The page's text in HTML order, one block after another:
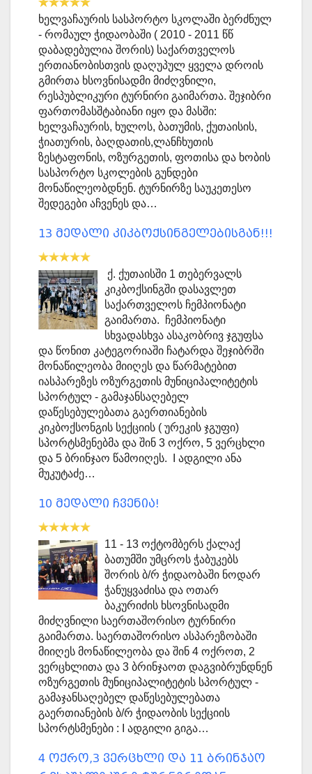
ხელვაჩაურის სასპორტო სკოლაში ბერძნულ
- რომაულ ჭიდაობაში ( 2010 - 2011 წწ
დაბადებულია შორის) საქართველოს
ერთიანობისთვის დაღუპულ ყველა დროის
გმირთა ხსოვნისადმი მიძღვნილი,
რესპუბლიკური ტურნირი გაიმართა. შეჯიბრი
ფართომასშტაბიანი იყო და მასში:
ხელვაჩაურის, ხულოს, ბათუმის, ქუთაისის,
ჭიათურის, ბაღდათის,ლანჩხუთის
ზესტაფონის, ოზურგეთის, ფოთისა და ხობის
სასპორტო სკოლების გუნდები
მონაწილეობდნენ. ტურნირზე საუკეთესო
შედეგები აჩვენეს და…
13 მედალი კიკბოქსინგელებისგან!!!
ქ. ქუთაისში 1 თებერვალს
კიკბოქსინგში დასავლეთ
საქართველოს ჩემპიონატი
გაიმართა. ჩემპიონატი
სხვადასხვა ასაკობრივ ჯგუფსა
და წონით კატეგორიაში ჩატარდა შეჯიბრში
მონაწილეობა მიიღეს და წარმატებით
იასპარეზეს ოზურგეთის მუნიციპალიტეტის
სპორტულ - გამაჯანსაღებელ
დაწესებულებათა გაერთიანების
კიკბოქსონგის სექციის ( ურეკის ჯგუფი)
სპორტსმენებმა და შინ 3 ოქრო, 5 ვერცხლი
და 5 ბრინჯაო წამოიღეს. I ადგილი ანა
მუკუტაძე…
10 მედალი ჩვენია!
11 - 13 ოქტომბერს ქალაქ
ბათუმში უმცროს ჭაბუკებს
შორის ბ/რ ჭიდაობაში ნოდარ
ჭანუყვაძისა და ოთარ
ბაკურიძის ხსოვნისადმი
მიძღვნილი საერთაშორისო ტურნირი
გაიმართა. საერთაშორისო ასპარეზობაში
მიიღეს მონაწილეობა და შინ 4 ოქროთ, 2
ვერცხლითა და 3 ბრინჯაოთ დაგვიბრუნდნენ
ოზურგეთის მუნიციპალიტეტის სპორტულ -
გამაჯანსაღებელ დაწესებულებათა
გაერთიანების ბ/რ ჭიდაობის სექციის
სპორტსმენები : I ადგილი გიგა…
4 ოქრო,3 ვერცხლი და 11 ბრინჯაო